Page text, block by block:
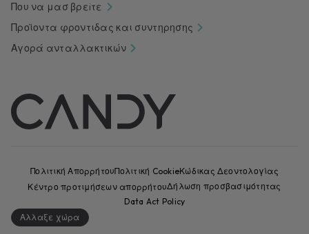
Που να μασ βρεiτε
Προϊοντα φροντιδας και συντηρησης
Αγορά ανταλλακτικών
Πολιτική ΑπορρήτουΠολιτική CookieΚώδικας Δεοντολογίας
Κέντρο προτιμήσεων απορρήτουΔήλωση προσβασιμότητας
Data Act Policy
Αλλαξε χώρα